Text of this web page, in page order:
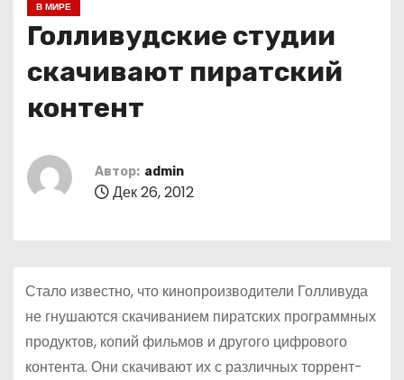
В МИРЕ
Голливудские студии
скачивают пиратский
контент
Автор: admin
Дек 26, 2012
Стало известно, что кинопроизводители Голливуда
не гнушаются скачиванием пиратских программных
продуктов, копий фильмов и другого цифрового
контента. Они скачивают их с различных торрент-